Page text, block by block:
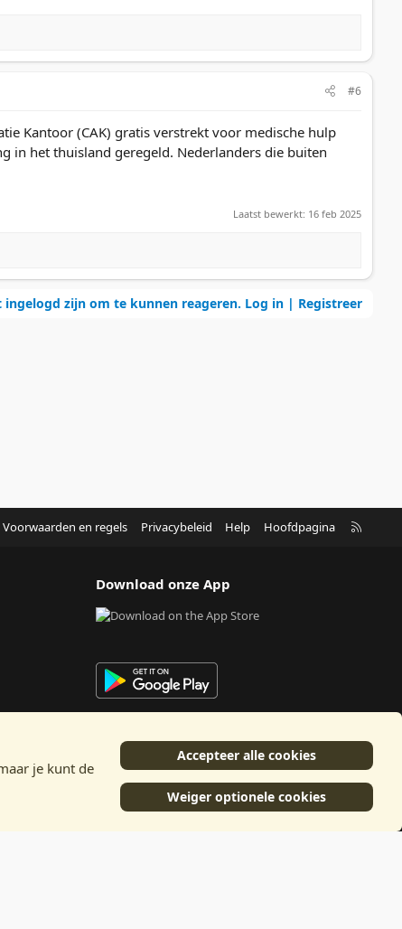
#6
Kantoor (CAK) gratis verstrekt voor medische hulp
in het thuisland geregeld. Nederlanders die buiten
Laatst bewerkt: 16 feb 2025
ingelogd zijn om te kunnen reageren. Log in | Registreer
Voorwaarden en regels Privacybeleid Help Hoofdpagina
R
Download onze App
je kunt de
Accepteer alle cookies
Weiger optionele cookies